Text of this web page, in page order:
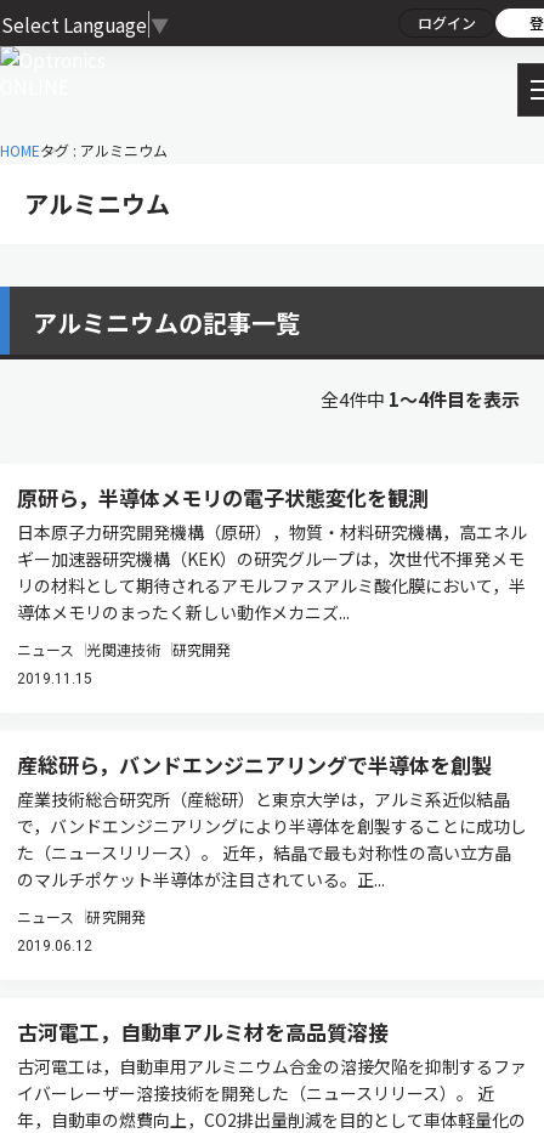
Select Language ▼ ログイン
HOMEタグ : アルミニウム
アルミニウム
アルミニウムの記事一覧
全4件中 1〜4件目を表示
原研ら，半導体メモリの電子状態変化を観測
日本原子力研究開発機構（原研），物質・材料研究機構，高エネル
ギー加速器研究機構（KEK）の研究グループは，次世代不揮発メモ
リの材料として期待されるアモルファスアルミ酸化膜において，半
導体メモリのまったく新しい動作メカニズ...
ニュース 光関連技術 研究開発
2019.11.15
産総研ら，バンドエンジニアリングで半導体を創製
産業技術総合研究所（産総研）と東京大学は，アルミ系近似結晶
で，バンドエンジニアリングにより半導体を創製することに成功し
た（ニュースリリース）。 近年，結晶で最も対称性の高い立方晶
のマルチポケット半導体が注目されている。正...
ニュース 研究開発
2019.06.12
古河電工，自動車アルミ材を高品質溶接
古河電工は，自動車用アルミニウム合金の溶接欠陥を抑制するファ
イバーレーザー溶接技術を開発した（ニュースリリース）。 近
年，自動車の燃費向上，CO2排出量削減を目的として車体軽量化の